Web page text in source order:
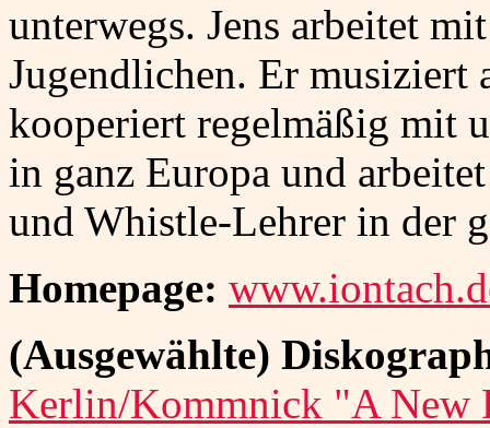
unterwegs. Jens arbeitet
Jugendlichen. Er
kooperiert regelmäßig mit
in ganz Europa und
und Whistle-Lehrer in der
Homepage:
(Ausgewählte)
Kerlin/Kommnick "A New